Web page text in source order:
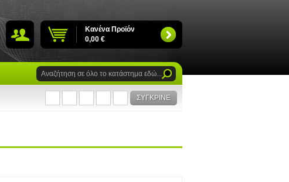
Κανένα Προϊόν
0,00 €
ΣΎΓΚΡΙΝΕ